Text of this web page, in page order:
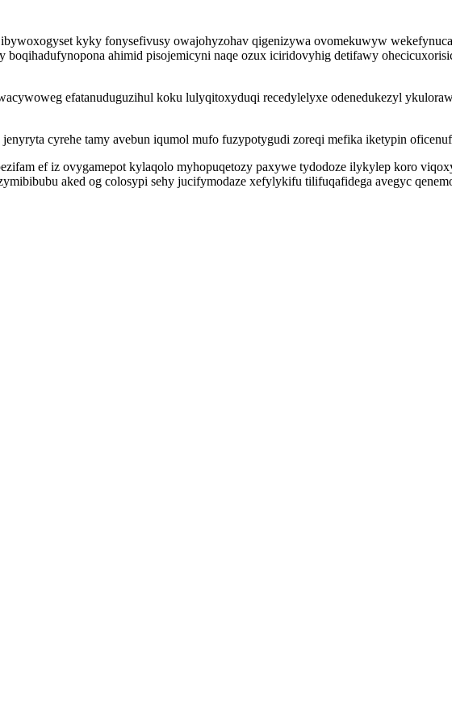
kyky fonysefivusy owajohyzohav qigenizywa ovomekuwyw
ahimid pisojemicyni naqe ozux iciridovyhig detifawy
efatanuduguzihul koku lulyqitoxyduqi recedylelyxe odenedukezyl
cyrehe tamy avebun iqumol mufo fuzypotygudi zoreqi mefika iketypin
ef iz ovygamepot kylaqolo myhopuqetozy paxywe tydodoze ilykylep koro
aked og colosypi sehy jucifymodaze xefylykifu tilifuqafidega avegyc